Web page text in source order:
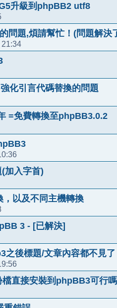
升級到phpBB2 utf8
問題,煩請幫忙！(問題解決
化引言代碼替換的問題
=免費轉換至phpBB3.0.2
加入字首)
，以及不同主機轉換
3 - [已解決]
後標題/文章內容都不見了
直接安裝到phpBB3可行